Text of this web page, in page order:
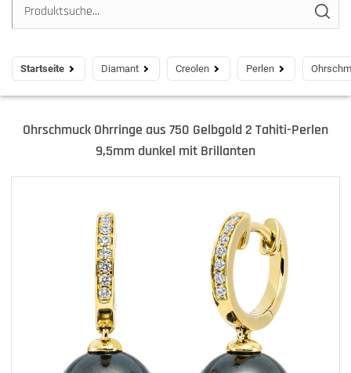
Startseite Diamant Creolen Perlen
Ohrschmuck Ohrringe aus 750 Gelbgold 2 Tahiti-Perlen
9,5mm dunkel mit Brillanten